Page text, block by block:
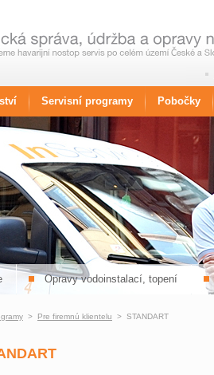
Servisní programy Pobočky
Opravy vodoinstalací, topení
> Pre firemnú klientelu > STANDART